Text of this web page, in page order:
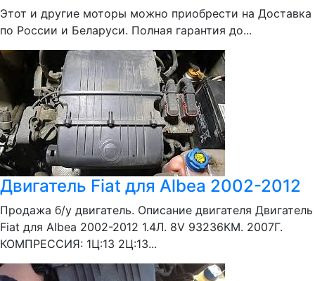
Этот и другие моторы можно приобрести на Доставка
по России и Беларуси. Полная гарантия до...
Двигатель Fiat для Albea 2002-2012
Продажа б/у двигатель. Описание двигателя Двигатель
Fiat для Albea 2002-2012 1.4Л. 8V 93236КМ. 2007Г.
КОМПРЕССИЯ: 1Ц:13 2Ц:13...